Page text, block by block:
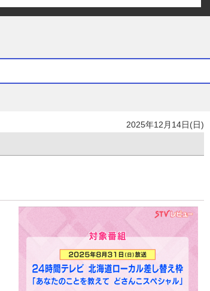
2025年12月14日(日)